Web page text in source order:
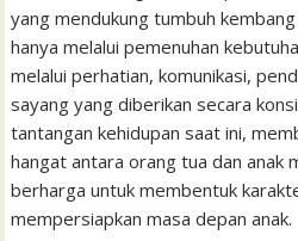
yang mendukung tumbuh
hanya melalui pemenuhan
melalui perhatian, komunikasi,
sayang yang diberikan secara
tantangan kehidupan saat ini,
hangat antara orang tua dan anak
berharga untuk membentuk
mempersiapkan masa depan anak.